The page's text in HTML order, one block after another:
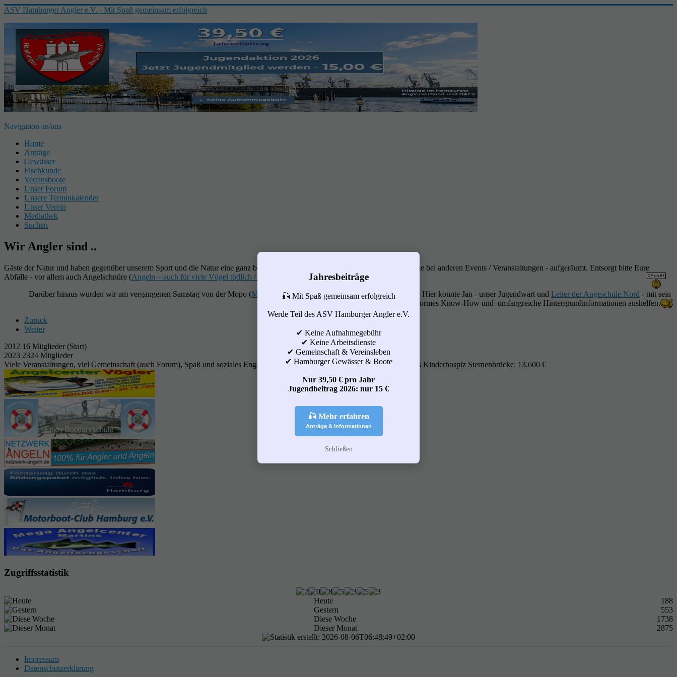
ASV Hamburger Angler e.V. - Mit Spaß gemeinsam erfolgreich
Navigation an/aus
Home
Anträge
Gewässer
Fischkunde
Vereinsboote
Unser Forum
Unsere Terminkalender
Unser Verein
Mediathek
Suchen
Jahresbeiträge
🎣 Mit Spaß gemeinsam erfolgreich
Werde Teil des ASV Hamburger Angler e.V.
✔ Keine Aufnahmegebühr
✔ Keine Arbeitsdienste
✔ Gemeinschaft & Vereinsleben
✔ Hamburger Gewässer & Boote
Nur 39,50 € pro Jahr
Jugendbeitrag 2026: nur 15 €
🎣 Mehr erfahren
Anträge & Informationen
Schließen
Wir Angler sind ..
Gäste der Natur und haben gegenüber unserem Sport und die Natur eine ganz besondere Verantwortung. Hinter uns wird nicht - wie bei anderen Events / Veranstaltungen - aufgeräumt. Entsorgt bitte Eure
Abfälle - vor allem auch Angelschnüre (Angeln – auch für viele Vögel tödlich / Hamburger Abendblatt)- umweltschonend.
Darüber hinaus wurden wir am vergangenen Samstag von der Mopo (Monster-Karpfen schockt Spaziergänger) angerufen. Hier konnte Jan - unser Jugendwart und Leiter der Angeschule Nord - mit sein
enormes Know-How und umfangreiche Hintergrundinformationen aushelfen.
Zurück
Weiter
2012 16 Mitglieder (Start)
2023 2324 Mitglieder
Viele Veranstaltungen, viel Gemeinschaft (auch Forum), Spaß und soziales Engagement zeichnen uns aus. Bisherige Spende an das Kinderhospiz Sternenbrücke: 13.600 €
Zugriffsstatistik
Heute
188
Gestern
553
Diese Woche
1738
Dieser Monat
2875
Impressum
Datenschutzerklärung